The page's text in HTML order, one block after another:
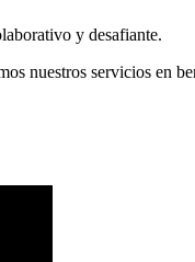
y desafiante.
nuestros servicios en